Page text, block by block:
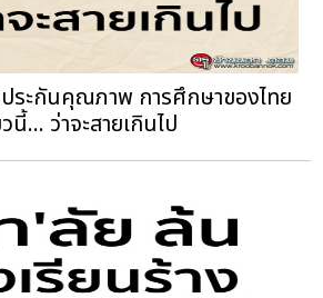
ระกันคุณภาพ การศึกษาของไทย
นี้... ฤๅว่าจะสายเกินไป